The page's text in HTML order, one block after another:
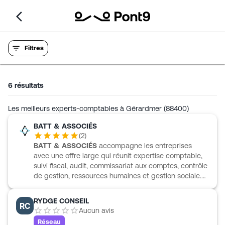
Filtres
6 résultats
Les meilleurs experts-comptables à Gérardmer (88400)
BATT & ASSOCIÉS
(2)
BATT & ASSOCIÉS accompagne les entreprises
avec une offre large qui réunit expertise comptable,
suivi fiscal, audit, commissariat aux comptes, contrôle
de gestion, ressources humaines et gestion sociale.
évaluation ou accompagnement des entreprises en
difficulté. À Gérardmer, BATT & ASSOCIÉS s’appuie
RC
RYDGE CONSEIL
Aucun avis
Réseau